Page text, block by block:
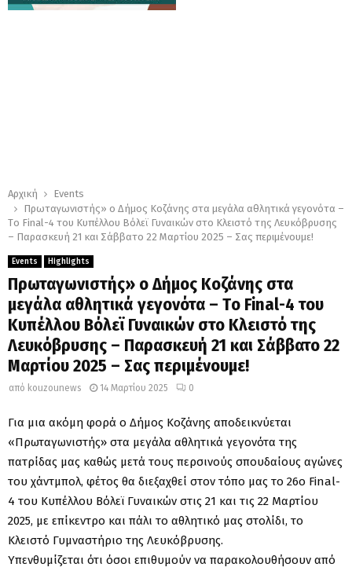
Αρχική
Events
Πρωταγωνιστής» ο Δήμος Κοζάνης στα μεγάλα αθλητικά γεγονότα –
Tο Final-4 του Κυπέλλου Βόλεϊ Γυναικών στο Κλειστό της Λευκόβρυσης
– Παρασκευή 21 και Σάββατο 22 Μαρτίου 2025 – Σας περιμένουμε!
Events Highlights
Πρωταγωνιστής» ο Δήμος Κοζάνης στα
μεγάλα αθλητικά γεγονότα – Tο Final-4 του
Κυπέλλου Βόλεϊ Γυναικών στο Κλειστό της
Λευκόβρυσης – Παρασκευή 21 και Σάββατο 22
Μαρτίου 2025 – Σας περιμένουμε!
από kouzounews 14 Μαρτίου 2025 0
Για μια ακόμη φορά ο Δήμος Κοζάνης αποδεικνύεται
«Πρωταγωνιστής» στα μεγάλα αθλητικά γεγονότα της
πατρίδας μας καθώς μετά τους περσινούς σπουδαίους αγώνες
του χάντμπολ, φέτος θα διεξαχθεί στον τόπο μας το 26ο Final-
4 του Κυπέλλου Βόλεϊ Γυναικών στις 21 και τις 22 Μαρτίου
2025, με επίκεντρο και πάλι το αθλητικό μας στολίδι, το
Κλειστό Γυμναστήριο της Λευκόβρυσης.
Υπενθυμίζεται ότι όσοι επιθυμούν να παρακολουθήσουν από